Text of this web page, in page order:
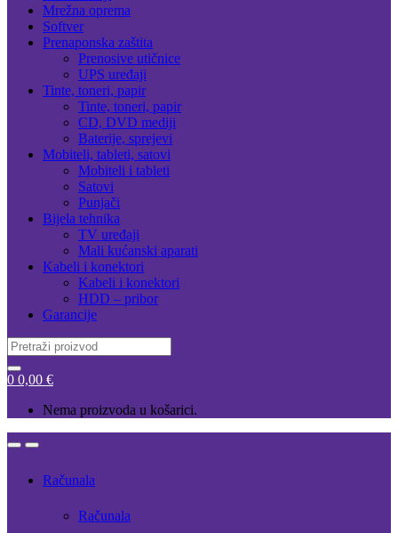
Mrežna oprema
Softver
Prenaponska zaštita
Prenosive utičnice
UPS uređaji
Tinte, toneri, papir
Tinte, toneri, papir
CD, DVD mediji
Baterije, sprejevi
Mobiteli, tableti, satovi
Mobiteli i tableti
Satovi
Punjači
Bijela tehnika
TV uređaji
Mali kućanski aparati
Kabeli i konektori
Kabeli i konektori
HDD – pribor
Garancije
Search
for:
0 0,00 €
Nema proizvoda u košarici.
OpenClose
Računala
Računala